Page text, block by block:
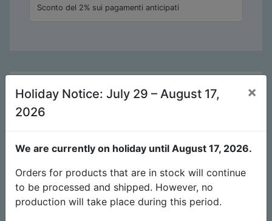
Sconto del 2% sui pagamenti anticipati
Descrizione del prodotto
Dati tecnici
Il quadro elettrico con timer II è utilizzata da
diversi carichi induttivi come lampade ad alta
pressione con accensione e spegnimento
Holiday Notice: July 29 – August 17,
2026
×
We are currently on holiday until August 17, 2026.
Orders for products that are in stock will continue
to be processed and shipped. However, no
production will take place during this period.